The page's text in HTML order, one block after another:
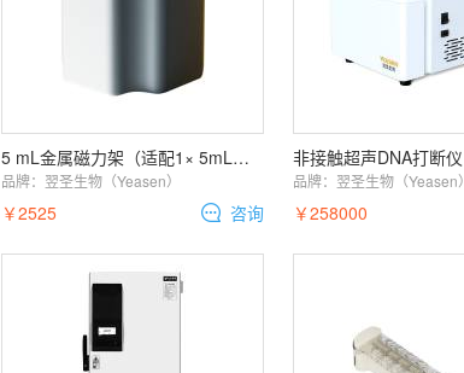
5 mL金属磁力架（适配1× 5mL离心管、流式管和采血管等）
品牌： 翌圣生物（Yeasen）
￥2525 咨询
非接触超声DNA打断仪
品牌： 翌圣生物（Yeasen）
￥258000